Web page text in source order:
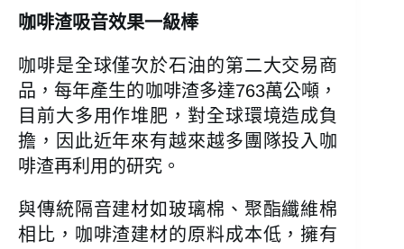
咖啡渣吸音效果一級棒
咖啡是全球僅次於石油的第二大交易商
品，每年產生的咖啡渣多達763萬公噸，
目前大多用作堆肥，對全球環境造成負
擔，因此近年來有越來越多團隊投入咖
啡渣再利用的研究。
與傳統隔音建材如玻璃棉、聚酯纖維棉
相比，咖啡渣建材的原料成本低，擁有